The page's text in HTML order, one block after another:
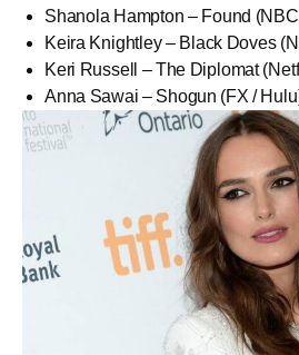
Shanola Hampton – Found
Keira Knightley – Black Doves
Keri Russell – The Diplomat
Anna Sawai – Shogun (FX /